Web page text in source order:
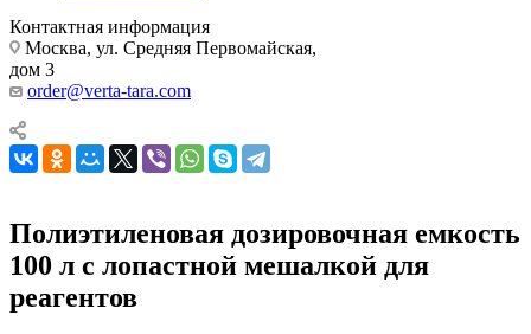
Контактная информация
Москва, ул. Средняя Первомайская,
дом 3
order@verta-tara.com
Полиэтиленовая дозировочная емкость
100 л с лопастной мешалкой для
реагентов